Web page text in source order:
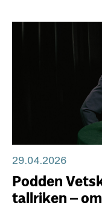
Podden
tallriken –
29.04.2026